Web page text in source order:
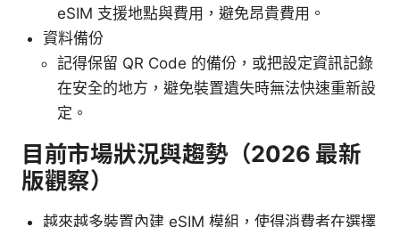
eSIM 支援地點與費用，避免昂貴費用。
資料備份
記得保留 QR Code 的備份，或把設定資訊記錄
在安全的地方，避免裝置遺失時無法快速重新設
定。
目前市場狀況與趨勢（2026 最新
版觀察）
越來越多裝置內建 eSIM 模組，使得消費者在選擇